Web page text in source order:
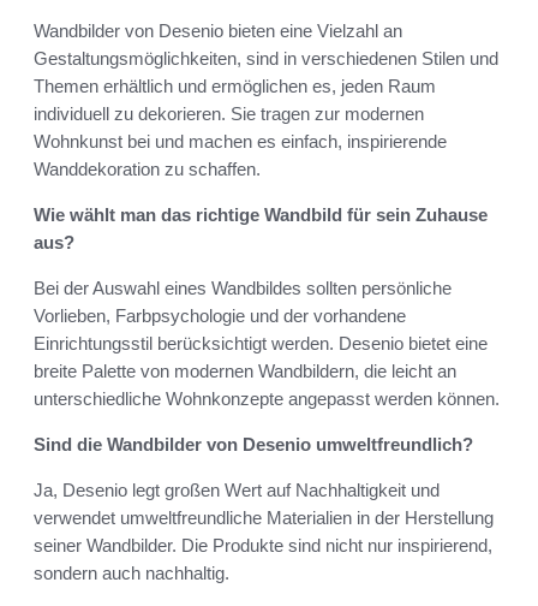
Wandbilder von Desenio bieten eine Vielzahl an
Gestaltungsmöglichkeiten, sind in verschiedenen Stilen und
Themen erhältlich und ermöglichen es, jeden Raum
individuell zu dekorieren. Sie tragen zur modernen
Wohnkunst bei und machen es einfach, inspirierende
Wanddekoration zu schaffen.
Wie wählt man das richtige Wandbild für sein Zuhause
aus?
Bei der Auswahl eines Wandbildes sollten persönliche
Vorlieben, Farbpsychologie und der vorhandene
Einrichtungsstil berücksichtigt werden. Desenio bietet eine
breite Palette von modernen Wandbildern, die leicht an
unterschiedliche Wohnkonzepte angepasst werden können.
Sind die Wandbilder von Desenio umweltfreundlich?
Ja, Desenio legt großen Wert auf Nachhaltigkeit und
verwendet umweltfreundliche Materialien in der Herstellung
seiner Wandbilder. Die Produkte sind nicht nur inspirierend,
sondern auch nachhaltig.